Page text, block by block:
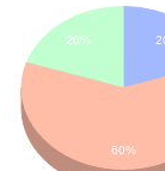
20%
60%